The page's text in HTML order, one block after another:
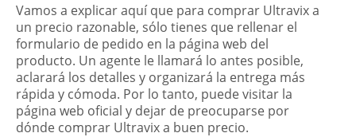
Vamos a explicar aquí que para comprar Ultravix a
un precio razonable, sólo tienes que rellenar el
formulario de pedido en la página web del
producto. Un agente le llamará lo antes posible,
aclarará los detalles y organizará la entrega más
rápida y cómoda. Por lo tanto, puede visitar la
página web oficial y dejar de preocuparse por
dónde comprar Ultravix a buen precio.